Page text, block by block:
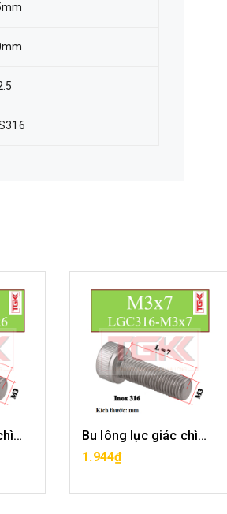
Bu lông lục giác chìm inox 316-M3x6
Bu lông lục giác chìm inox 316-M3x7
1.944₫